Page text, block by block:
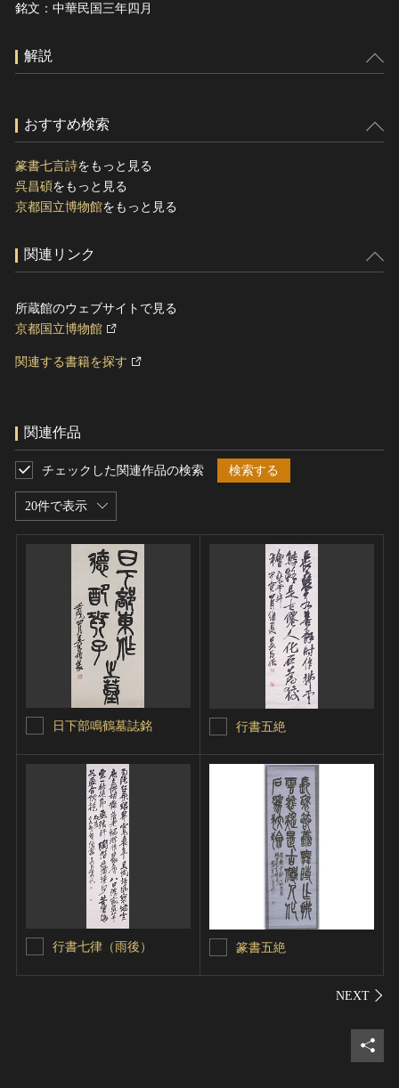
銘文：中華民国三年四月
解説
おすすめ検索
篆書七言詩をもっと見る
呉昌碩をもっと見る
京都国立博物館をもっと見る
関連リンク
所蔵館のウェブサイトで見る
京都国立博物館
関連する書籍を探す
関連作品
20件で表示
チェックした関連作品の検索 検索する
日下部鳴鶴墓誌銘 行書五絶
行書七律（雨後） 篆書五絶
シェ